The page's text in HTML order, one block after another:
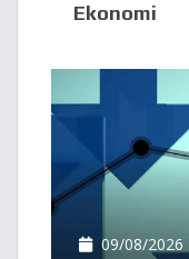
Ekonomi
09/08/2026